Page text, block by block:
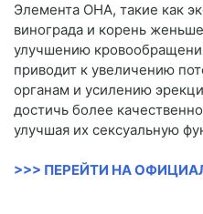
Элемента ОНА, такие как
винограда и корень
улучшению
приводит к увеличению
органам и усилению
достичь более
улучшая их сексуальную
>>> ПЕРЕЙТИ НА